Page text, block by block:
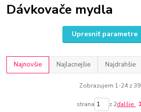
Dávkovače mydla
Upresniť parametre
Najnovšie Najlacnejšie Najdrahšie
Zobrazujem 1-24 z 39
strana z 2ďalšie